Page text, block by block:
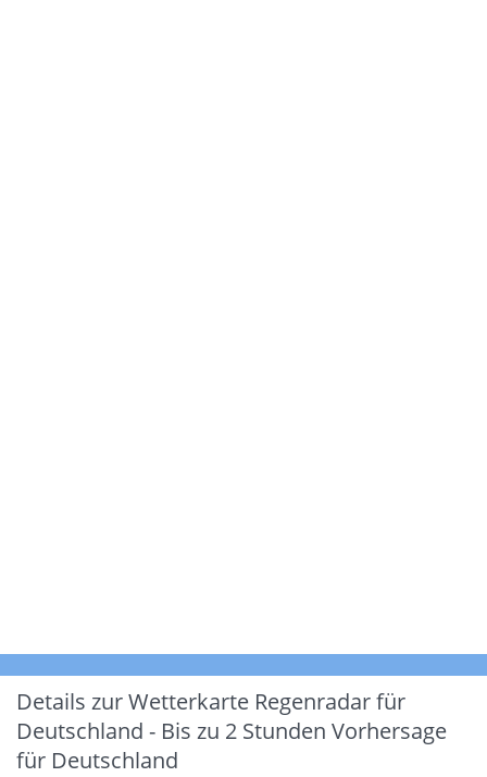
Details zur Wetterkarte Regenradar für
Deutschland - Bis zu 2 Stunden Vorhersage
für Deutschland